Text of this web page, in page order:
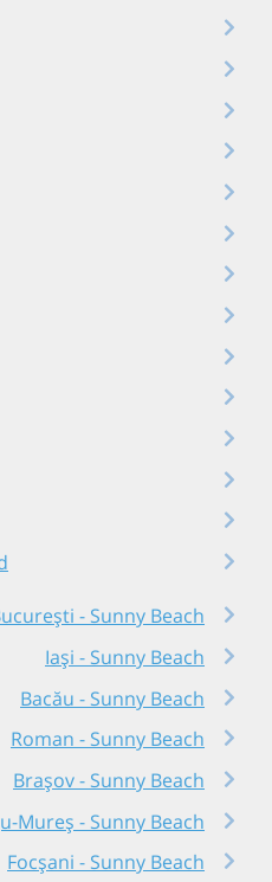
- Sunny Beach
Iași - Sunny Beach
Bacău - Sunny Beach
Roman - Sunny Beach
Brașov - Sunny Beach
Mureș - Sunny Beach
Focșani - Sunny Beach